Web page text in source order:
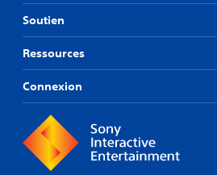
Soutien
Ressources
Connexion